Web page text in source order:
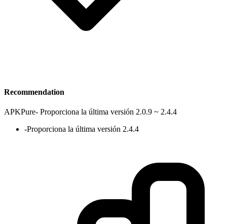
Recommendation
APKPure- Proporciona la última versión 2.0.9 ~ 2.4.4
-Proporciona la última versión 2.4.4